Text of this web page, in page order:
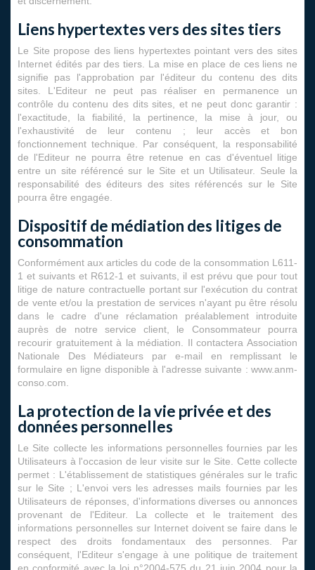
Liens hypertextes vers des sites tiers
Le Site propose des liens hypertextes pointant vers des sites
Internet édités par des tiers. La mise en place de ces liens ne
signifie pas l'approbation par l'éditeur du contenu des dits
sites. L'Editeur ne peut pas réaliser en permanence un
contrôle du contenu des dits sites, et ne peut donc garantir :
l'exactitude, la fiabilité, la pertinence, la mise à jour, ou
l'exhaustivité de leur contenu ; leur accès et bon
fonctionnement technique. Par conséquent, la responsabilité
de l'Editeur ne pourra être retenue en cas d'éventuel litige
entre un site référencé sur le Site et un Utilisateur. Seule la
responsabilité des éditeurs des sites référencés sur le Site
pourra être engagée.
Dispositif de médiation des litiges de
consommation
Conformément aux articles du code de la consommation L611-
1 et suivants et R612-1 et suivants, il est prévu que pour tout
litige de nature contractuelle portant sur l'exécution du contrat
de vente et/ou la prestation de services n'ayant pu être résolu
dans le cadre d'une réclamation préalablement introduite
auprès de notre service client, le Consommateur pourra
recourir gratuitement à la médiation. Il contactera Association
Nationale Des Médiateurs par e-mail en remplissant le
formulaire en ligne disponible à l'adresse suivante : www.anm-
conso.com.
La protection de la vie privée et des
données personnelles
Le Site collecte les informations personnelles fournies par les
Utilisateurs à l'occasion de leur visite sur le Site. Cette collecte
permet : L'établissement de statistiques générales sur le trafic
sur le Site ; L'envoi vers les adresses mails fournies par les
Utilisateurs de réponses, d'informations diverses ou annonces
provenant de l'Editeur. La collecte et le traitement des
informations personnelles sur Internet doivent se faire dans le
respect des droits fondamentaux des personnes. Par
conséquent, l'Editeur s'engage à une politique de traitement